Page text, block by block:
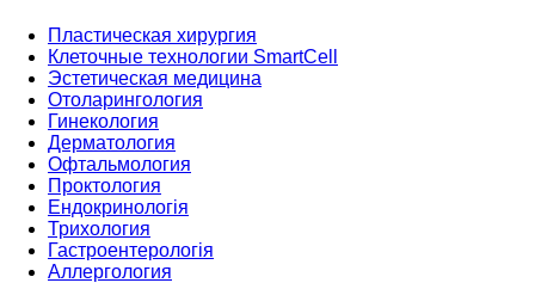
Пластическая хирургия
Клеточные технологии SmartCell
Эстетическая медицина
Отоларингология
Гинекология
Дерматология
Офтальмология
Проктология
Ендокринологія
Трихология
Гастроентерологія
Аллергология